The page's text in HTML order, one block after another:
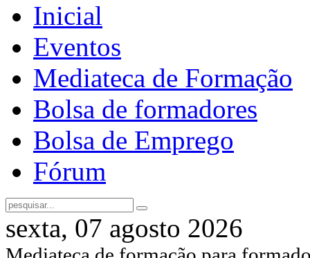
Inicial
Eventos
Mediateca de Formação
Bolsa de formadores
Bolsa de Emprego
Fórum
sexta, 07 agosto 2026